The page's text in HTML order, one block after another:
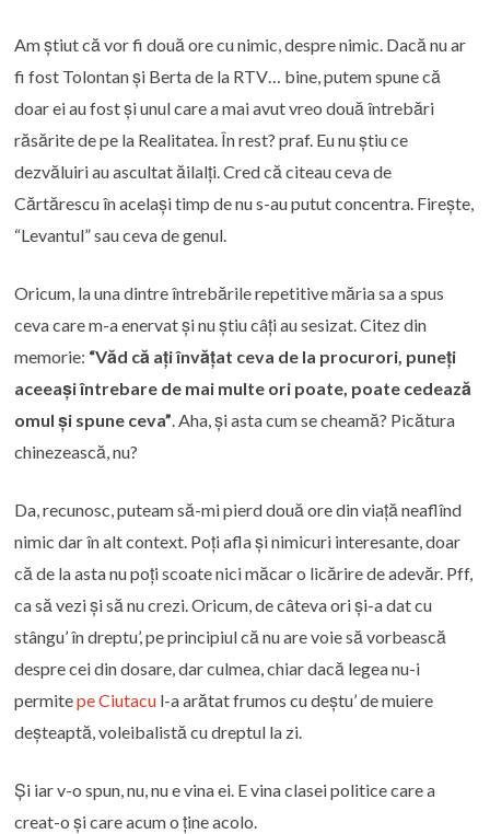
Am știut că vor fi două ore cu nimic, despre nimic. Dacă nu ar
fi fost Tolontan și Berta de la RTV… bine, putem spune că
doar ei au fost și unul care a mai avut vreo două întrebări
răsărite de pe la Realitatea. În rest? praf. Eu nu știu ce
dezvăluiri au ascultat ăilalți. Cred că citeau ceva de
Cărtărescu în același timp de nu s-au putut concentra. Firește,
“Levantul” sau ceva de genul.
Oricum, la una dintre întrebările repetitive măria sa a spus
ceva care m-a enervat și nu știu câți au sesizat. Citez din
memorie: “Văd că ați învățat ceva de la procurori, puneți
aceeași întrebare de mai multe ori poate, poate cedează
omul și spune ceva”. Aha, și asta cum se cheamă? Picătura
chinezească, nu?
Da, recunosc, puteam să-mi pierd două ore din viață neaflînd
nimic dar în alt context. Poți afla și nimicuri interesante, doar
că de la asta nu poți scoate nici măcar o licărire de adevăr. Pff,
ca să vezi și să nu crezi. Oricum, de câteva ori și-a dat cu
stângu’ în dreptu’, pe principiul că nu are voie să vorbească
despre cei din dosare, dar culmea, chiar dacă legea nu-i
permitepe Ciutacu l-a arătat frumos cu deștu’ de muiere
deșteaptă, voleibalistă cu dreptul la zi.
Și iar v-o spun, nu, nu e vina ei. E vina clasei politice care a
creat-o și care acum o ține acolo.